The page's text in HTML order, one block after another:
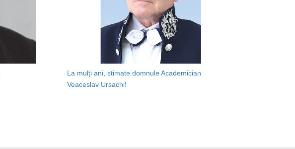
La mulți ani, stimate domnule Academician
Veaceslav Ursachi!